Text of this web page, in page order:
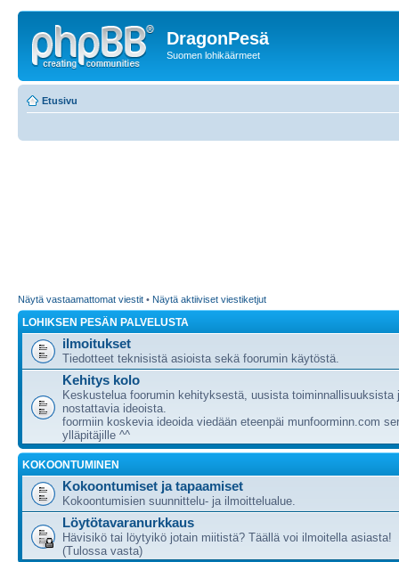
DragonPesä
Suomen lohikäärmeet
Etusivu
Näytä vastaamattomat viestit • Näytä aktiiviset viestiketjut
LOHIKSEN PESÄN PALVELUSTA
ilmoitukset
Tiedotteet teknisistä asioista sekä foorumin käytöstä.
Kehitys kolo
Keskustelua foorumin kehityksestä, uusista toiminnallisuuksista
nostattavia ideoista.
foormiin koskevia ideoida viedään eteenpäi munfoorminn.com
ylläpitäjille ^^
KOKOONTUMINEN
Kokoontumiset ja tapaamiset
Kokoontumisien suunnittelu- ja ilmoittelualue.
Löytötavaranurkkaus
Hävisikö tai löytyikö jotain miitistä? Täällä voi ilmoitella asiasta!
(Tulossa vasta)